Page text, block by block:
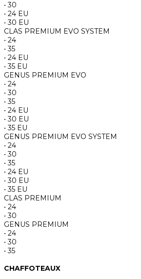
• 30
• 24 EU
• 30 EU
CLAS PREMIUM EVO SYSTEM
• 24
• 35
• 24 EU
• 35 EU
GENUS PREMIUM EVO
• 24
• 30
• 35
• 24 EU
• 30 EU
• 35 EU
GENUS PREMIUM EVO SYSTEM
• 24
• 30
• 35
• 24 EU
• 30 EU
• 35 EU
CLAS PREMIUM
• 24
• 30
GENUS PREMIUM
• 24
• 30
• 35
CHAFFOTEAUX